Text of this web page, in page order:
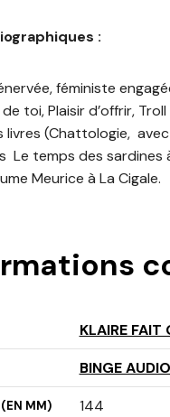
:
féministe
toi, Plaisir d’offrir,
livres (Chattologie,
Le temps des sardines
Meurice à La Cigale.
KLAIRE FAIT
BINGE AUDIO
(EN MM) 144